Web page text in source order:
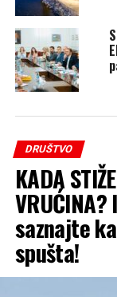
DRUŠTVO
KADA
saznajte
spušta!